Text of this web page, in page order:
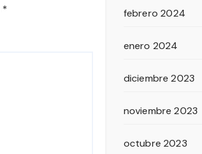
* febrero 2024
enero 2024
diciembre 2023
noviembre 2023
octubre 2023